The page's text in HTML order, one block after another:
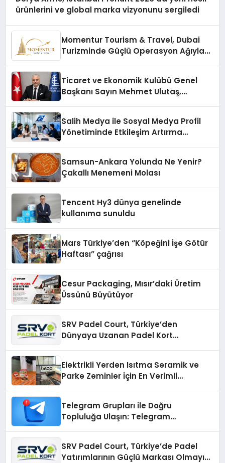
ürünlerini ve global marka vizyonunu sergiledi
Momentur Tourism & Travel, Dubai
Turizminde Güçlü Operasyon Ağıyla
Ticaret ve Ekonomik Kulübü Genel
Başkanı Sayın Mehmet Ulutaş,
Salih Medya ile Sosyal Medya Profil
Yönetiminde Etkileşim Artırma
Samsun-Ankara Yolunda Ne Yenir?
Çakallı Menemeni Molası
Tencent Hy3 dünya genelinde
kullanıma sunuldu
Mars Türkiye’den “Köpeğini İşe Götür
Haftası” çağrısı
Cesur Packaging, Mısır’daki Üretim
Üssünü Büyütüyor
SRV Padel Court, Türkiye’den
Dünyaya Uzanan Padel Kort
Elektrikli Yerden Isıtma Seramik ve
Parke Zeminler İçin En Verimli
Telegram Grupları ile Doğru
Topluluğa Ulaşın: Telegram
SRV Padel Court, Türkiye’de Padel
Yatırımlarının Güçlü Markası Olmayı